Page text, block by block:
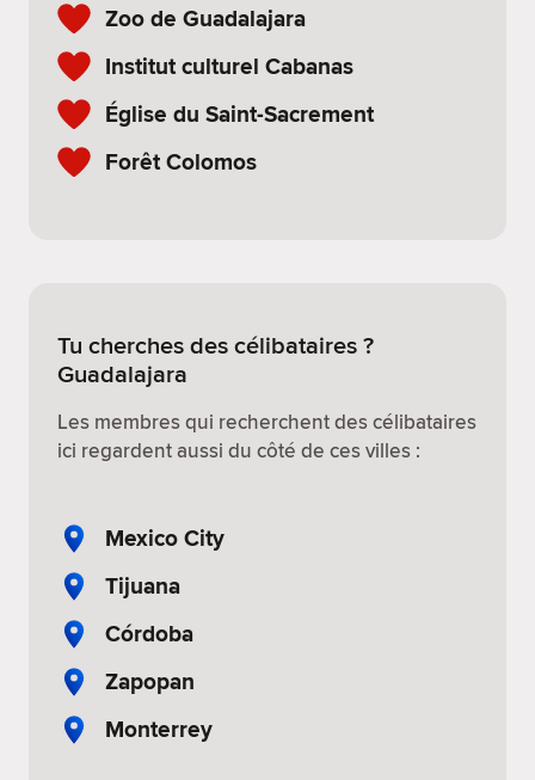
Zoo de Guadalajara
Institut culturel Cabanas
Église du Saint-Sacrement
Forêt Colomos
Tu cherches des célibataires ?
Guadalajara
Les membres qui recherchent des célibataires
ici regardent aussi du côté de ces villes :
Mexico City
Tijuana
Córdoba
Zapopan
Monterrey